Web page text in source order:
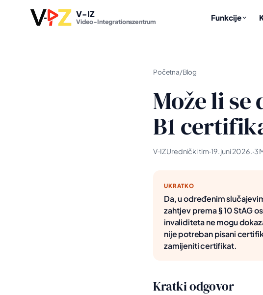
V-IZ
Video-Integrationszentrum Funkcije
Početna/Blog
Može li
B1
V‑IZ Urednički tim·19. juni 2026.·3
UKRATKO
Da, u određenim
zahtjev prema § 10 StAG
invaliditeta ne mogu
nije potreban pisani
zamijeniti certifikat.
Kratki odgovor